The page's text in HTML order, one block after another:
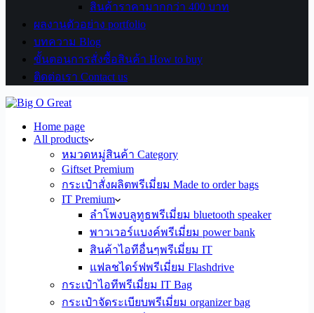
สินค้าราคามากกว่า 400 บาท
ผลงานตัวอย่าง portfolio
บทความ Blog
ขั้นตอนการสั่งซื้อสินค้า How to buy
ติดต่อเรา Contact us
Home page
All products
หมวดหมู่สินค้า Category
Giftset Premium
กระเป๋าสั่งผลิตพรีเมี่ยม Made to order bags
IT Premium
ลำโพงบลูทูธพรีเมี่ยม bluetooth speaker
พาวเวอร์แบงค์พรีเมี่ยม power bank
สินค้าไอทีอื่นๆพรีเมี่ยม IT
แฟลชไดร์ฟพรีเมี่ยม Flashdrive
กระเป๋าไอทีพรีเมี่ยม IT Bag
กระเป๋าจัดระเบียบพรีเมี่ยม organizer bag